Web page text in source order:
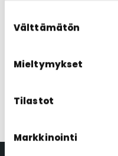
valinta
Välttämätön
Mieltymykset
Tilastot
Markkinointi
210 x 279 mm
• Liitteen nimi ei saa
PDF-muotoiset